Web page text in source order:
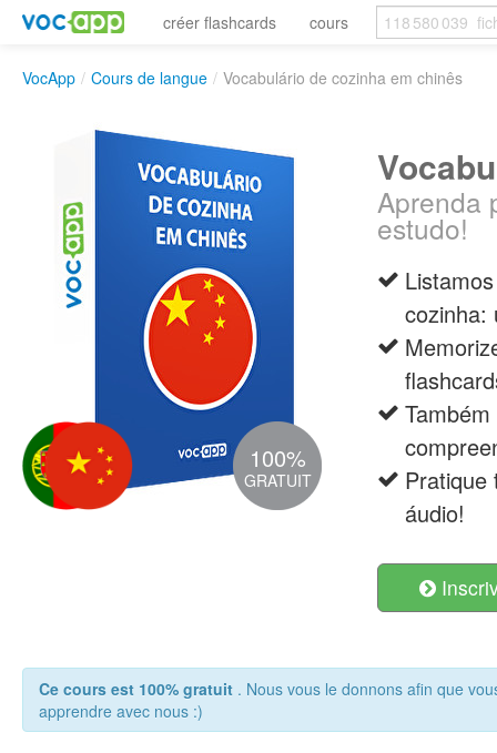
créer flashcards cours
VocApp / Cours de langue / Vocabulário de cozinha em chinês
100%
GRATUIT
Aprenda
estudo!
cozinha:
Pratique
áudio!
Ce cours est 100% gratuit . Nous vous le donnons afin que
apprendre avec nous :)